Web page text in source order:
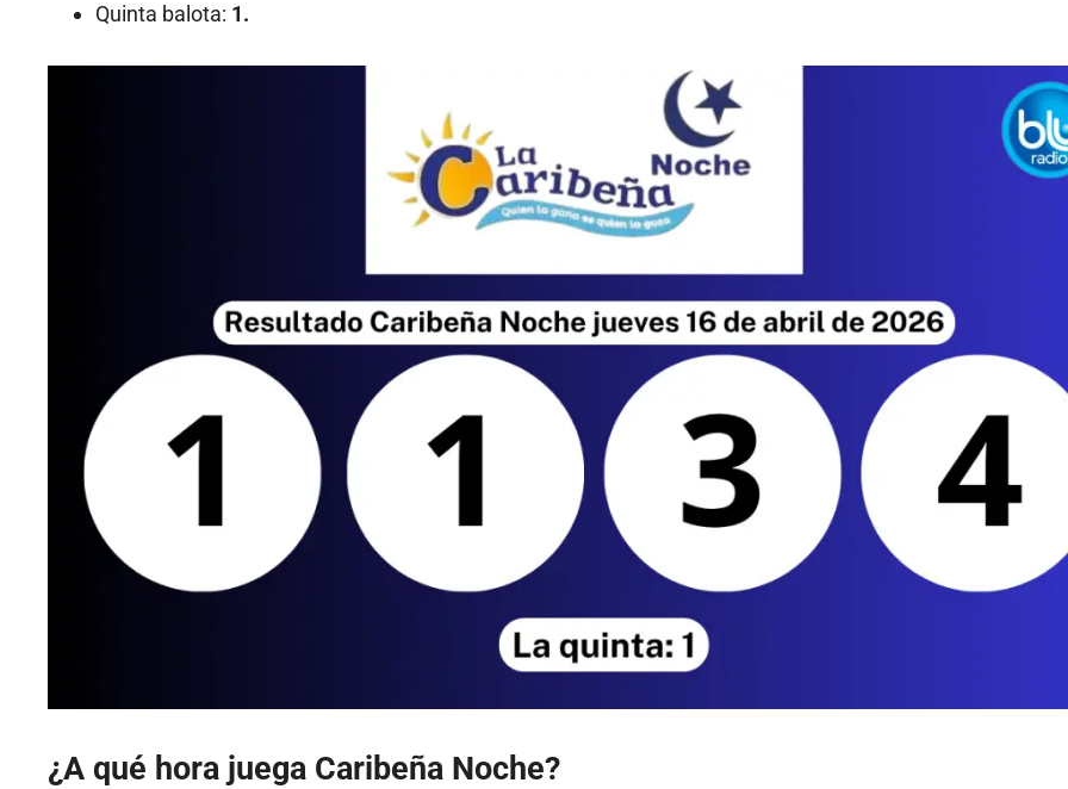
Quinta balota: 1.
¿A qué hora juega Caribeña Noche?